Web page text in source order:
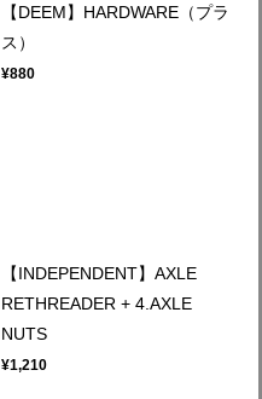
【DEEM】HARDWARE（プラ
ス）
¥880
【INDEPENDENT】AXLE
RETHREADER + 4.AXLE
NUTS
¥1,210